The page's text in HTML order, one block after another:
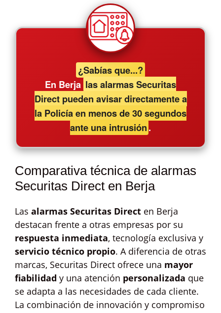
¿Sabías que...?
En Berja las alarmas Securitas
Direct pueden avisar directamente a
la Policía en menos de 30 segundos
ante una intrusión.
Comparativa técnica de alarmas
Securitas Direct en Berja
Las alarmas Securitas Direct en Berja
destacan frente a otras empresas por su
respuesta inmediata, tecnología exclusiva y
servicio técnico propio. A diferencia de otras
marcas, Securitas Direct ofrece una mayor
fiabilidad y una atención personalizada que
se adapta a las necesidades de cada cliente.
La combinación de innovación y compromiso